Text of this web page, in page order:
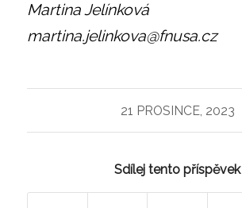
Martina Jelínková
martina.jelinkova@fnusa.cz
21 PROSINCE, 2023
Sdílej tento příspěvek